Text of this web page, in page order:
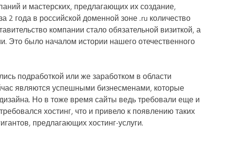
и мастерских, предлагающих их создание,
2 года в российской доменной зоне .ru количество
компании стало обязательной визиткой, а
Это было началом истории нашего отечественного
подработкой или же заработком в области
являются успешными бизнесменами, которые
Но в тоже время сайты ведь требовали еще и
хостинг, что и привело к появлению таких
предлагающих хостинг-услуги.